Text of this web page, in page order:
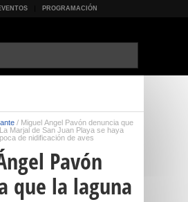
PROGRAMACIÓN
/ Miguel Ángel Pavón denuncia que
Marjal de San Juan Playa se haya
de nidificación de aves
Pavón
que la laguna